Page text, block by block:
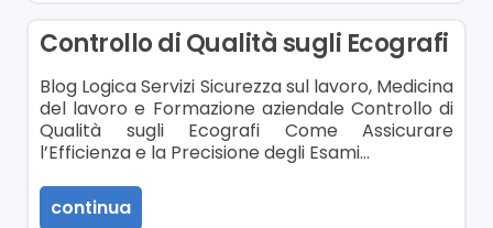
Controllo di Qualità sugli Ecografi
Blog Logica Servizi Sicurezza sul lavoro, Medicina
del lavoro e Formazione aziendale Controllo di
Qualità sugli Ecografi Come Assicurare
l’Efficienza e la Precisione degli Esami…
continua